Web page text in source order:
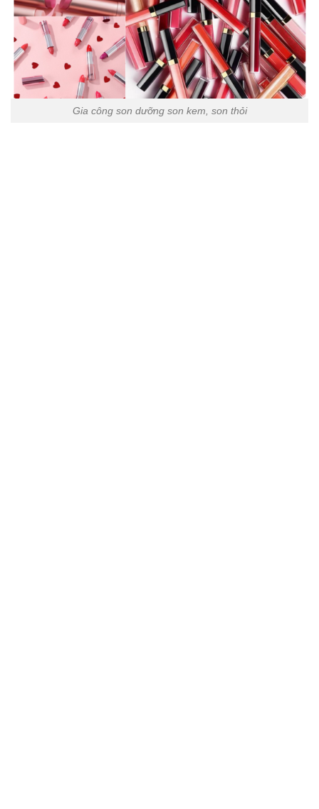
Gia công son dưỡng son kem, son thỏi